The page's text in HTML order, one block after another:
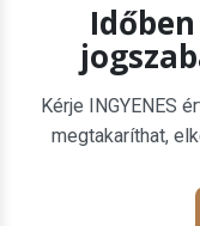
Kérje INGYENES
megtakaríthat,